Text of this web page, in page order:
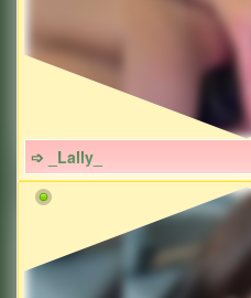
➩ _Lally_